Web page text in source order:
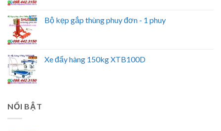
Bộ kẹp gắp thùng phuy đơn - 1 phuy
Xe đẩy hàng 150kg XTB100D
NỔI BẬT